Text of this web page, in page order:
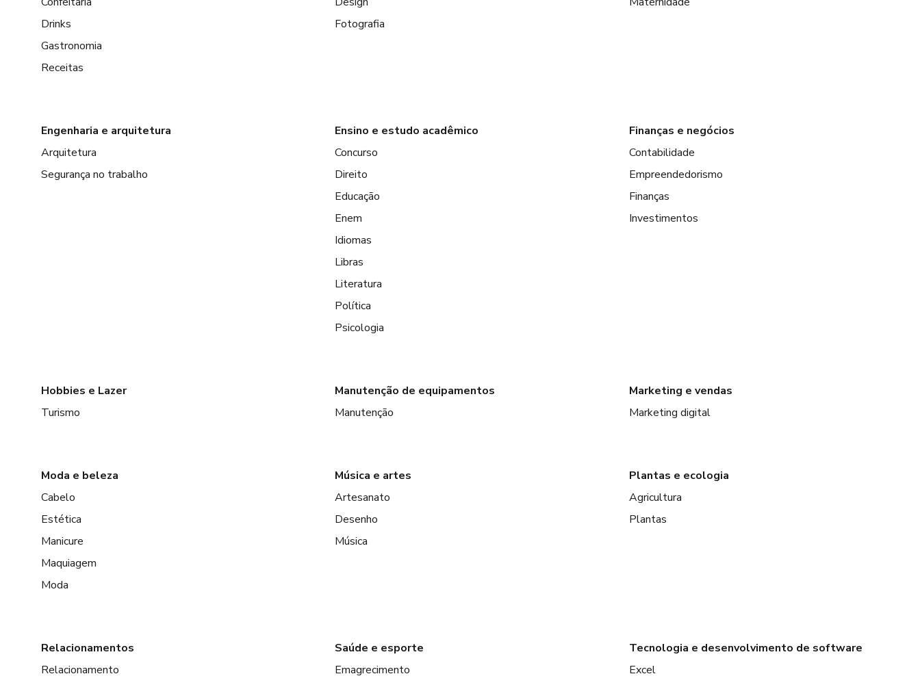
Drinks
Gastronomia
Receitas
Fotografia
Engenharia e arquitetura
Arquitetura
Segurança no trabalho
Ensino e estudo acadêmico
Concurso
Direito
Educação
Enem
Idiomas
Libras
Literatura
Política
Psicologia
Finanças e negócios
Contabilidade
Empreendedorismo
Finanças
Investimentos
Hobbies e Lazer
Turismo
Manutenção de equipamentos
Manutenção
Marketing e vendas
Marketing digital
Moda e beleza
Cabelo
Estética
Manicure
Maquiagem
Moda
Música e artes
Artesanato
Desenho
Música
Plantas e ecologia
Agricultura
Plantas
Relacionamentos
Relacionamento
Saúde e esporte
Emagrecimento
Tecnologia e desenvolvimento de software
Excel